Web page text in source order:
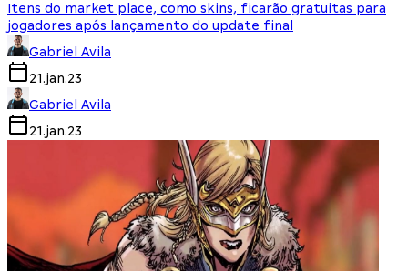
Itens do market place, como skins, ficarão gratuitas para
jogadores após lançamento do update final
Gabriel Avila
21.jan.23
Gabriel Avila
21.jan.23